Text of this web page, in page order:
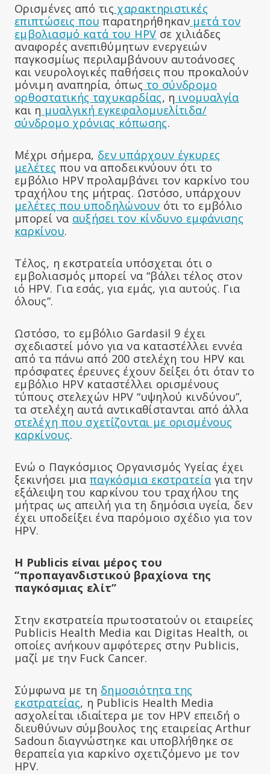
Ορισμένες από τις χαρακτηριστικές
επιπτώσεις που παρατηρήθηκαν μετά τον
εμβολιασμό κατά του HPV σε χιλιάδες
αναφορές ανεπιθύμητων ενεργειών
παγκοσμίως περιλαμβάνουν αυτοάνοσες
και νευρολογικές παθήσεις που προκαλούν
μόνιμη αναπηρία, όπως το σύνδρομο
ορθοστατικής ταχυκαρδίας, η ινομυαλγία
και η μυαλγική εγκεφαλομυελίτιδα/
σύνδρομο χρόνιας κόπωσης.
Μέχρι σήμερα, δεν υπάρχουν έγκυρες
μελέτες που να αποδεικνύουν ότι το
εμβόλιο HPV προλαμβάνει τον καρκίνο του
τραχήλου της μήτρας. Ωστόσο, υπάρχουν
μελέτες που υποδηλώνουν ότι το εμβόλιο
μπορεί να αυξήσει τον κίνδυνο εμφάνισης
καρκίνου.
Τέλος, η εκστρατεία υπόσχεται ότι ο
εμβολιασμός μπορεί να “βάλει τέλος στον
ιό HPV. Για εσάς, για εμάς, για αυτούς. Για
όλους”.
Ωστόσο, το εμβόλιο Gardasil 9 έχει
σχεδιαστεί μόνο για να καταστέλλει εννέα
από τα πάνω από 200 στελέχη του HPV και
πρόσφατες έρευνες έχουν δείξει ότι όταν το
εμβόλιο HPV καταστέλλει ορισμένους
τύπους στελεχών HPV “υψηλού κινδύνου”,
τα στελέχη αυτά αντικαθίστανται από άλλα
στελέχη που σχετίζονται με ορισμένους
καρκίνους.
Ενώ ο Παγκόσμιος Οργανισμός Υγείας έχει
ξεκινήσει μιαπαγκόσμια εκστρατεία για την
εξάλειψη του καρκίνου του τραχήλου της
μήτρας ως απειλή για τη δημόσια υγεία, δεν
έχει υποδείξει ένα παρόμοιο σχέδιο για τον
HPV.
Η Publicis είναι μέρος του
“προπαγανδιστικού βραχίονα της
παγκόσμιας ελίτ”
Στην εκστρατεία πρωτοστατούν οι εταιρείες
Publicis Health Media και Digitas Health, οι
οποίες ανήκουν αμφότερες στην Publicis,
μαζί με την Fuck Cancer.
Σύμφωνα με τη δημοσιότητα της
εκστρατείας, η Publicis Health Media
ασχολείται ιδιαίτερα με τον HPV επειδή ο
διευθύνων σύμβουλος της εταιρείας Arthur
Sadoun διαγνώστηκε και υποβλήθηκε σε
θεραπεία για καρκίνο σχετιζόμενο με τον
HPV.